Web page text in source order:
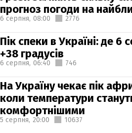
прогноз погоди на
6 серпня, 08:00 2776
Пік спеки в Україні: де 6
+38 градусів
6 серпня, 06:40 746
На Україну чекає пік
коли температури
комфортнішими
5 серпня, 20:00 10637